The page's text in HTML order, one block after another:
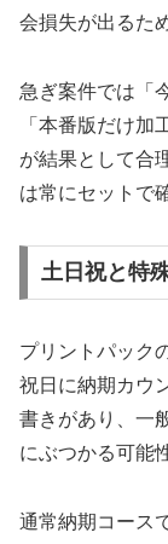
会損失が出るた
急ぎ案件では「
「本番版だけ
が結果として合
は常にセットで
土日祝と特
プリントパック
祝日に納期カウ
書きがあり、一
にぶつかる可能
通常納期コース